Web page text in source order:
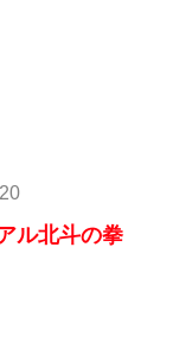
ル北斗の拳